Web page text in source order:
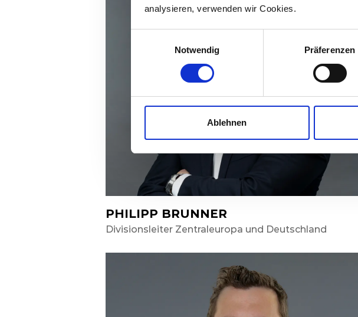
analysieren, verwenden wir Cookies.
Notwendig
Präferenzen
Ablehnen
PHILIPP BRUNNER
Divisionsleiter Zentraleuropa und Deutschland